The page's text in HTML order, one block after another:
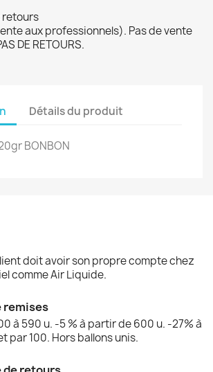
retours
aux professionnels). Pas de vente
DE RETOURS.
Détails du produit
BONBON
doit avoir son propre compte chez
comme Air Liquide.
remises
à 590 u. -5 % à partir de 600 u. -27% à
par 100. Hors ballons unis.